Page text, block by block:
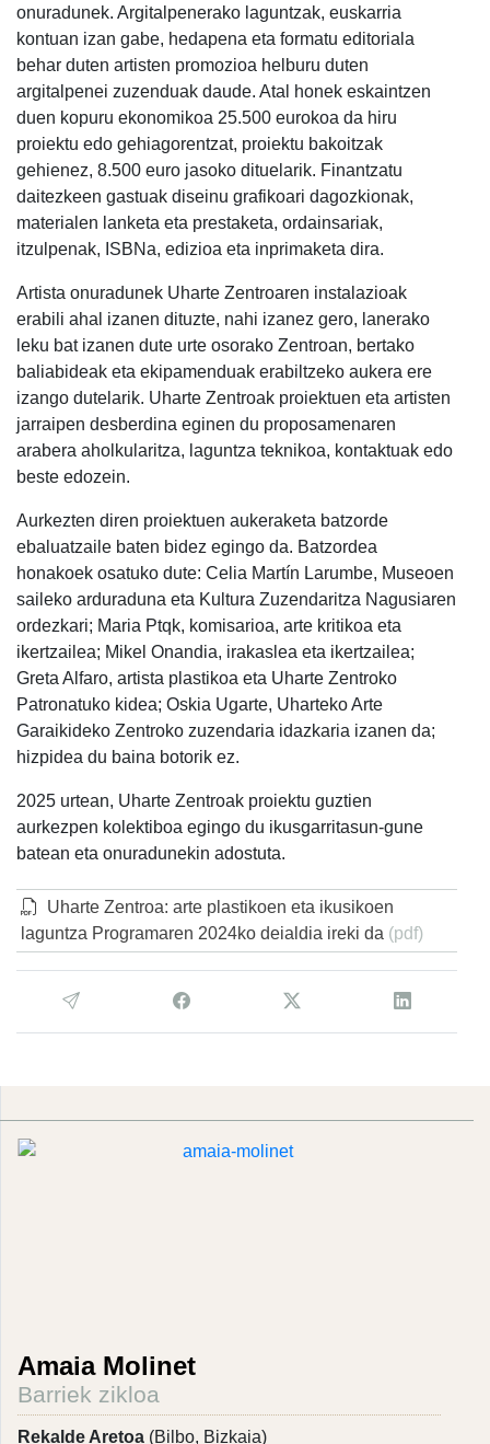
onuradunek. Argitalpenerako laguntzak, euskarria
kontuan izan gabe, hedapena eta formatu editoriala
behar duten artisten promozioa helburu duten
argitalpenei zuzenduak daude. Atal honek eskaintzen
duen kopuru ekonomikoa 25.500 eurokoa da hiru
proiektu edo gehiagorentzat, proiektu bakoitzak
gehienez, 8.500 euro jasoko dituelarik. Finantzatu
daitezkeen gastuak diseinu grafikoari dagozkionak,
materialen lanketa eta prestaketa, ordainsariak,
itzulpenak, ISBNa, edizioa eta inprimaketa dira.
Artista onuradunek Uharte Zentroaren instalazioak
erabili ahal izanen dituzte, nahi izanez gero, lanerako
leku bat izanen dute urte osorako Zentroan, bertako
baliabideak eta ekipamenduak erabiltzeko aukera ere
izango dutelarik. Uharte Zentroak proiektuen eta artisten
jarraipen desberdina eginen du proposamenaren
arabera aholkularitza, laguntza teknikoa, kontaktuak edo
beste edozein.
Aurkezten diren proiektuen aukeraketa batzorde
ebaluatzaile baten bidez egingo da. Batzordea
honakoek osatuko dute: Celia Martín Larumbe, Museoen
saileko arduraduna eta Kultura Zuzendaritza Nagusiaren
ordezkari; Maria Ptqk, komisarioa, arte kritikoa eta
ikertzailea; Mikel Onandia, irakaslea eta ikertzailea;
Greta Alfaro, artista plastikoa eta Uharte Zentroko
Patronatuko kidea; Oskia Ugarte, Uharteko Arte
Garaikideko Zentroko zuzendaria idazkaria izanen da;
hizpidea du baina botorik ez.
2025 urtean, Uharte Zentroak proiektu guztien
aurkezpen kolektiboa egingo du ikusgarritasun-gune
batean eta onuradunekin adostuta.
Uharte Zentroa: arte plastikoen eta ikusikoen
laguntza Programaren 2024ko deialdia ireki da (pdf)
Amaia Molinet
Barriek zikloa
Rekalde Aretoa (Bilbo, Bizkaia)